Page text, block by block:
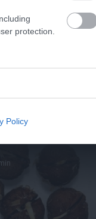
protection.
Policy